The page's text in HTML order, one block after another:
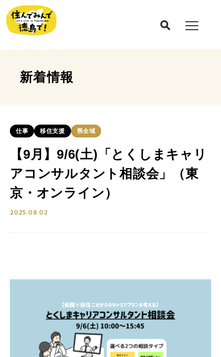
新着情報
仕事 移住支援 県全域
【9月】9/6(土)「とくしまキャリ
アコンサルタント相談会」（東
京・オンライン）
2025.08.02